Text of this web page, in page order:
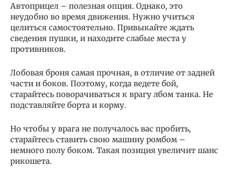
Автоприцел – полезная опция. Однако, это
неудобно во время движения. Нужно учиться
целиться самостоятельно. Привыкайте ждать
сведения пушки, и находите слабые места у
противников.
Лобовая броня самая прочная, в отличие от задней
части и боков. Поэтому, когда ведете бой,
старайтесь поворачиваться к врагу лбом танка. Не
подставляйте борта и корму.
Но чтобы у врага не получалось вас пробить,
старайтесь ставить свою машину ромбом –
немного полу боком. Такая позиция увеличит шанс
рикошета.